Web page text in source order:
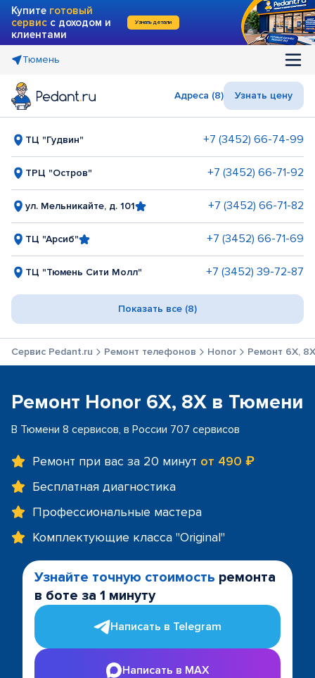
Купите готовый
сервис с доходом и
клиентами
Узнать детали
Тюмень
Адреса (8) Узнать цену
ТЦ "Гудвин" +7 (3452) 66-74-99
ТРЦ "Остров" +7 (3452) 66-71-92
ул. Мельникайте, д. 101 +7 (3452) 66-71-82
ТЦ "Арсиб" +7 (3452) 66-71-69
ТЦ "Тюмень Сити Молл" +7 (3452) 39-72-87
Показать все (8)
Сервис Pedant.ru Ремонт телефонов Honor Ремонт 6X, 8X
Ремонт Honor 6X, 8X в Тюмени
В Тюмени 8 сервисов, в России 707 сервисов
Ремонт при вас за 20 минут от 490 ₽
Бесплатная диагностика
Профессиональные мастера
Комплектующие класса "Original"
Узнайте точную стоимость ремонта
в боте за 1 минуту
Написать в Telegram
Написать в MAX